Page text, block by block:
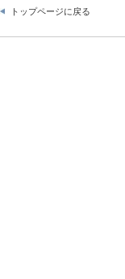
トップページに戻る